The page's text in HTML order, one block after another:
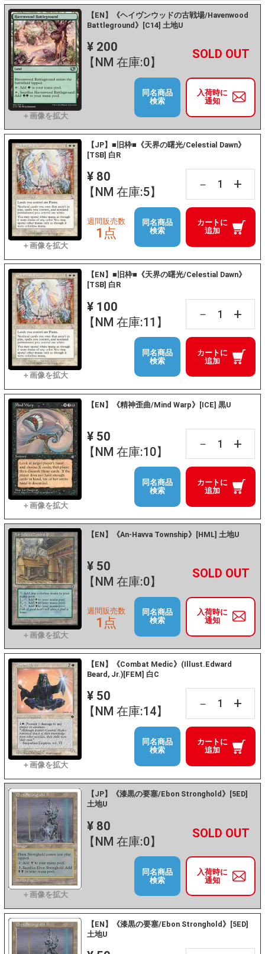
【EN】《ヘイヴンウッドの古戦場/Havenwood
Battleground》[C14] 土地U
¥ 200
【NM 在庫:0】
－ +
入荷時に
通知
同名商品
検索
【JP】■旧枠■《天界の曙光/Celestial Dawn》
[TSB] 白R
¥ 80
【NM 在庫:5】
－ +
カートに
追加
週間販売数
1点
同名商品
検索
【EN】■旧枠■《天界の曙光/Celestial Dawn》
[TSB] 白R
¥ 100
【NM 在庫:11】
－ +
カートに
追加
同名商品
検索
【EN】《精神歪曲/Mind Warp》[ICE] 黒U
¥ 50
【NM 在庫:10】
－ +
カートに
追加
同名商品
検索
【EN】《An-Havva Township》[HML] 土地U
¥ 50
【NM 在庫:0】
－ +
入荷時に
通知
週間販売数
1点
同名商品
検索
【EN】《Combat Medic》(Illust.Edward
Beard, Jr.)[FEM] 白C
¥ 50
【NM 在庫:14】
－ +
カートに
追加
同名商品
検索
【JP】《漆黒の要塞/Ebon Stronghold》[5ED]
土地U
¥ 80
【NM 在庫:0】
－ +
入荷時に
通知
同名商品
検索
【EN】《漆黒の要塞/Ebon Stronghold》[5ED]
土地U